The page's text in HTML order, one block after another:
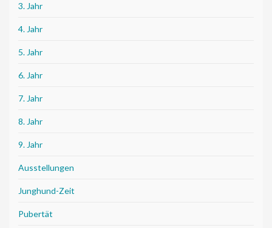
3. Jahr
4. Jahr
5. Jahr
6. Jahr
7. Jahr
8. Jahr
9. Jahr
Ausstellungen
Junghund-Zeit
Pubertät